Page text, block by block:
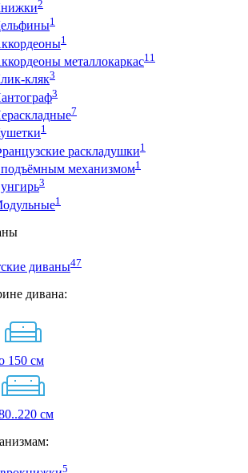
2
1
1
металлокаркас11
кляк3
3
7
1
раскладушки1
подъёмным механизмом1
3
1
диваны47
дивана:
150 см
см
5